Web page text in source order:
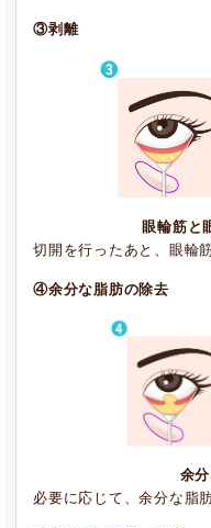
③剥離
眼輪筋と
切開を行ったあと、眼輪
④余分な脂肪の除去
余
必要に応じて、余分な脂